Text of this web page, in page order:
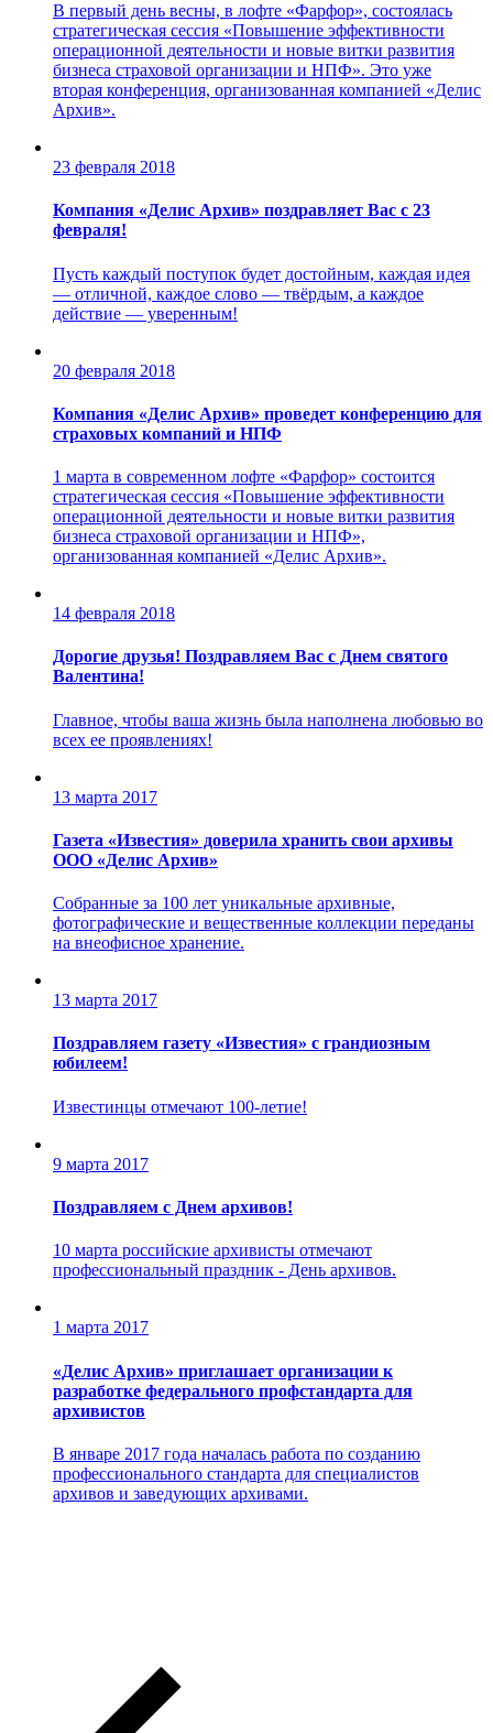
В первый день весны, в лофте «Фарфор», состоялась
стратегическая сессия «Повышение эффективности
операционной деятельности и новые витки развития
бизнеса страховой организации и НПФ». Это уже
вторая конференция, организованная компанией «Делис
Архив».
23 февраля 2018
Компания «Делис Архив» поздравляет Вас с 23
февраля!
Пусть каждый поступок будет достойным, каждая идея
— отличной, каждое слово — твёрдым, а каждое
действие — уверенным!
20 февраля 2018
Компания «Делис Архив» проведет конференцию для
страховых компаний и НПФ
1 марта в современном лофте «Фарфор» состоится
стратегическая сессия «Повышение эффективности
операционной деятельности и новые витки развития
бизнеса страховой организации и НПФ»,
организованная компанией «Делис Архив».
14 февраля 2018
Дорогие друзья! Поздравляем Вас с Днем святого
Валентина!
Главное, чтобы ваша жизнь была наполнена любовью во
всех ее проявлениях!
13 марта 2017
Газета «Известия» доверила хранить свои архивы
ООО «Делис Архив»
Собранные за 100 лет уникальные архивные,
фотографические и вещественные коллекции переданы
на внеофисное хранение.
13 марта 2017
Поздравляем газету «Известия» с грандиозным
юбилеем!
Известинцы отмечают 100-летие!
9 марта 2017
Поздравляем с Днем архивов!
10 марта российские архивисты отмечают
профессиональный праздник - День архивов.
1 марта 2017
«Делис Архив» приглашает организации к
разработке федерального профстандарта для
архивистов
В январе 2017 года началась работа по созданию
профессионального стандарта для специалистов
архивов и заведующих архивами.